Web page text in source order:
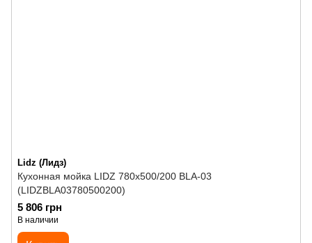
Lidz (Лидз)
Кухонная мойка LIDZ 780x500/200 BLA-03
(LIDZBLA03780500200)
5 806 грн
В наличии